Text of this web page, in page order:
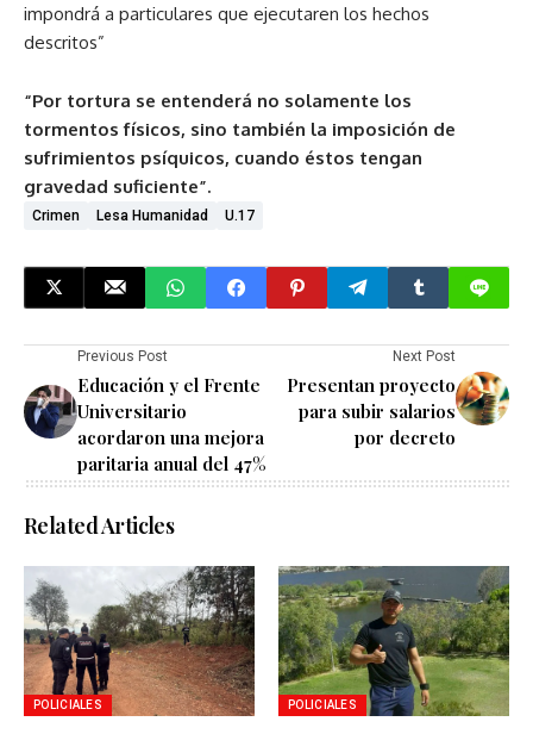
impondrá a particulares que ejecutaren los hechos
descritos”
“Por tortura se entenderá no solamente los
tormentos físicos, sino también la imposición de
sufrimientos psíquicos, cuando éstos tengan
gravedad suficiente”.
Crimen Lesa Humanidad U.17
Previous Post
Educación y el Frente
Universitario
acordaron una mejora
paritaria anual del 47%
Next Post
Presentan proyecto
para subir salarios
por decreto
Related Articles
POLICIALES POLICIALES